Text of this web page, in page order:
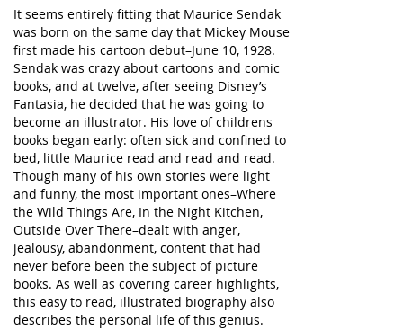
It seems entirely fitting that Maurice Sendak
was born on the same day that Mickey Mouse
first made his cartoon debut–June 10, 1928.
Sendak was crazy about cartoons and comic
books, and at twelve, after seeing Disney’s
Fantasia, he decided that he was going to
become an illustrator. His love of childrens
books began early: often sick and confined to
bed, little Maurice read and read and read.
Though many of his own stories were light
and funny, the most important ones–Where
the Wild Things Are, In the Night Kitchen,
Outside Over There–dealt with anger,
jealousy, abandonment, content that had
never before been the subject of picture
books. As well as covering career highlights,
this easy to read, illustrated biography also
describes the personal life of this genius.